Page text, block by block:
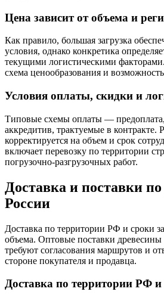
Цена зависит от объема и
Как правило, большая загрузка
условия, однако конкретика
текущими логистическими
схема ценообразования и
Условия оплаты, скидки и
Типовые схемы оплаты —
аккредитив, трактуемые в контракте.
корректируется на объем и срок
включает перевозку по территории
погрузочно-разгрузочных работ.
Доставка и поставки
России
Доставка по территории РФ и сроки
объема. Оптовые поставки
требуют согласования маршрутов и
стороне покупателя и продавца.
Доставка по территории РФ и